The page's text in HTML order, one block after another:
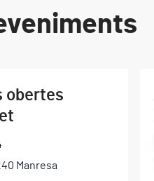
obertes
Manresa